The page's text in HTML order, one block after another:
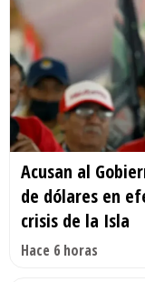
Acusan al
de dólares en
crisis de la Isla
Hace 6 horas